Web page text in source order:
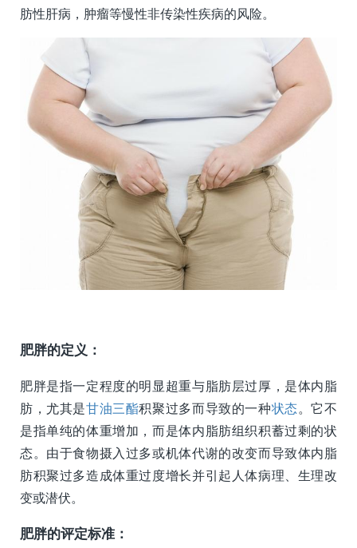
肪性肝病，肿瘤等慢性非传染性疾病的风险。
肥胖的定义：
肥胖是指一定程度的明显超重与脂肪层过厚，是体内脂
肪，尤其是甘油三酯积聚过多而导致的一种状态。它不
是指单纯的体重增加，而是体内脂肪组织积蓄过剩的状
态。由于食物摄入过多或机体代谢的改变而导致体内脂
肪积聚过多造成体重过度增长并引起人体病理、生理改
变或潜伏。
肥胖的评定标准：